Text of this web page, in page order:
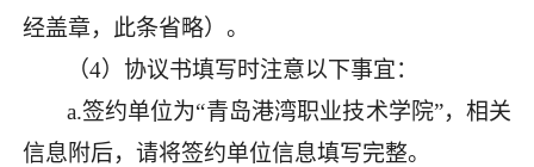
经盖章，此条省略）。
（4）协议书填写时注意以下事宜：
a.签约单位为“青岛港湾职业技术学院”，相关
信息附后，请将签约单位信息填写完整。